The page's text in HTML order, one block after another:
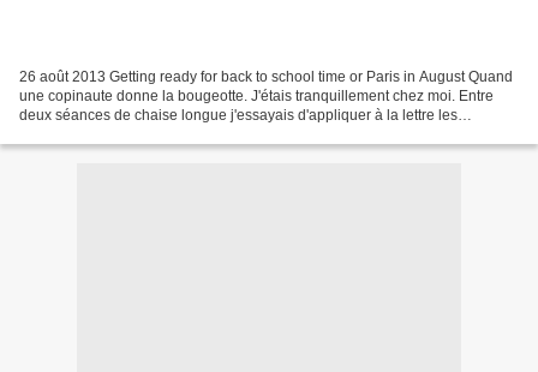
26 août 2013 Getting ready for back to school time or Paris in August Quand
une copinaute donne la bougeotte. J'étais tranquillement chez moi. Entre
deux séances de chaise longue j'essayais d'appliquer à la lettre les